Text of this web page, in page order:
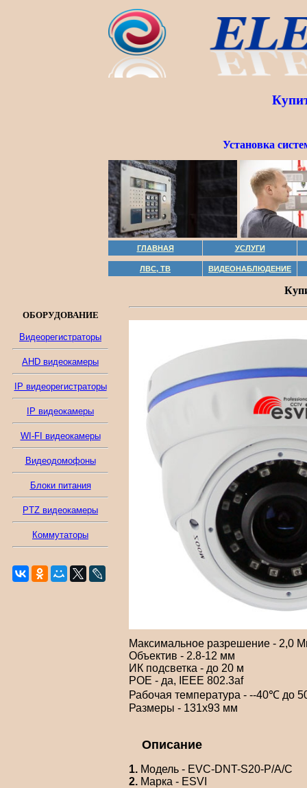
Установка
ГЛАВНАЯ УСЛУГИ
ЛВС, ТВ ВИДЕОНАБЛЮДЕНИЕ
ОБОРУДОВАНИЕ
Видеорегистраторы
AHD видеокамеры
IP видеорегистраторы
IP видеокамеры
WI-FI видеокамеры
Видеодомофоны
Блоки питания
PTZ видеокамеры
Коммутаторы
Максимальное разрешение - 2,0
Объектив - 2.8-12 мм
ИК подсветка - до 20 м
POE - да, IEEE 802.3af
Рабочая температура - --40℃ до
Размеры - 131х93 мм
Описание
1. Модель - EVC-DNT-S20-P/A/C
2. Марка - ESVI